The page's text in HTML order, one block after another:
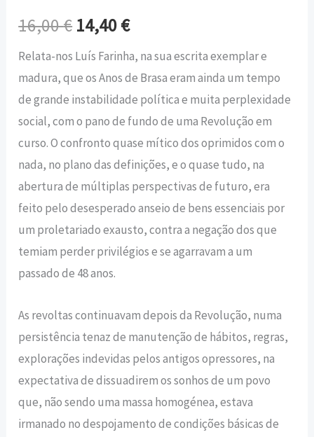
16,00€ 14,40€
Relata-nos Luís Farinha, na sua escrita exemplar e
madura, que os Anos de Brasa eram ainda um tempo
de grande instabilidade política e muita perplexidade
social, com o pano de fundo de uma Revolução em
curso. O confronto quase mítico dos oprimidos com o
nada, no plano das definições, e o quase tudo, na
abertura de múltiplas perspectivas de futuro, era
feito pelo desesperado anseio de bens essenciais por
um proletariado exausto, contra a negação dos que
temiam perder privilégios e se agarravam a um
passado de 48 anos.
As revoltas continuavam depois da Revolução, numa
persistência tenaz de manutenção de hábitos, regras,
explorações indevidas pelos antigos opressores, na
expectativa de dissuadirem os sonhos de um povo
que, não sendo uma massa homogénea, estava
irmanado no despojamento de condições básicas de